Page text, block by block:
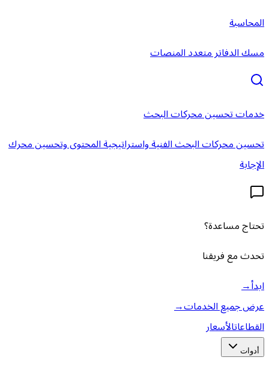
المحاسبة
مسك الدفاتر متعدد المنصات
خدمات تحسين محركات البحث
تحسين محركات البحث الفنية واستراتيجية المحتوى وتحسين محرك
الإجابة
تحتاج مساعدة؟
تحدث مع فريقنا
ابدأ→
عرض جميع الخدمات→
القطاعاتالأسعار
أدوات